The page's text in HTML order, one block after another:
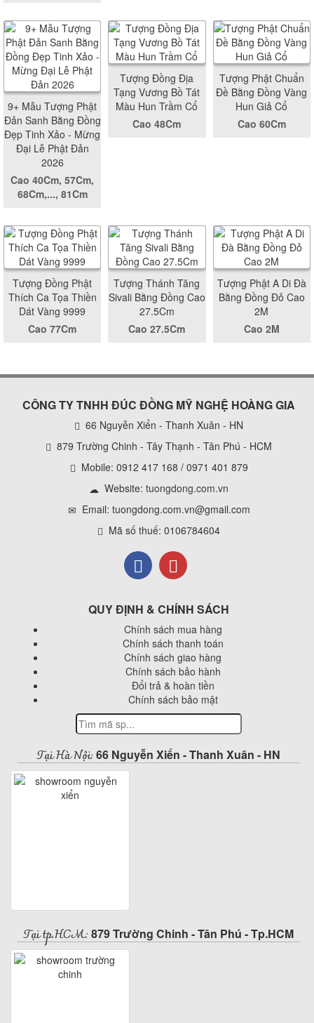
9+ Mẫu Tượng Phật
Đản Sanh Bằng Đồng
Đẹp Tinh Xảo - Mừng
Đại Lễ Phật Đản
2026
Cao 40Cm, 57Cm,
68Cm,..., 81Cm
Tượng Đồng Địa
Tạng Vương Bồ Tát
Màu Hun Trầm Cổ
Cao 48Cm
Tượng Phật Chuẩn
Đề Bằng Đồng Vàng
Hun Giả Cổ
Cao 60Cm
Tượng Đồng Phật
Thích Ca Tọa Thiền
Dát Vàng 9999
Cao 77Cm
Tượng Thánh Tăng
Sivali Bằng Đồng Cao
27.5Cm
Cao 27.5Cm
Tượng Phật A Di Đà
Bằng Đồng Đỏ Cao
2M
Cao 2M
CÔNG TY TNHH ĐÚC ĐỒNG MỸ NGHỆ HOÀNG GIA
66 Nguyễn Xiển - Thanh Xuân - HN
879 Trường Chinh - Tây Thạnh - Tân Phú - HCM
Mobile: 0912 417 168 / 0971 401 879
Website: tuongdong.com.vn
Email: tuongdong.com.vn@gmail.com
Mã số thuế: 0106784604
QUY ĐỊNH & CHÍNH SÁCH
Chính sách mua hàng
Chính sách thanh toán
Chính sách giao hàng
Chính sách bảo hành
Đổi trả & hoàn tiền
Chính sách bảo mật
Tại Hà Nội: 66 Nguyễn Xiển - Thanh Xuân - HN
Tại tp.HCM: 879 Trường Chinh - Tân Phú - Tp.HCM